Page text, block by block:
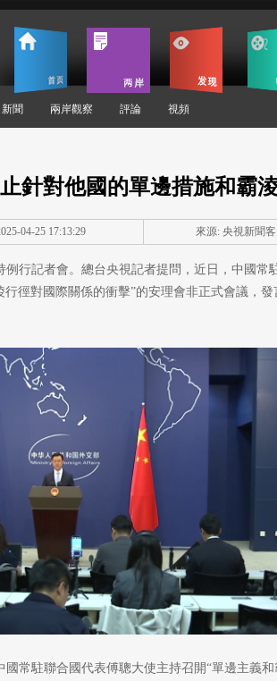
新聞 兩岸觀察 評論 視頻
針對他國的單邊措施和霸
04-25 17:13:29 來源: 央視新聞
例行記者會。總台央視記者提問，近日，中國常
徑對國際關係的衝擊”的安理會非正式會議，發
國常駐聯合國代表傅聰大使主持召開“單邊主義